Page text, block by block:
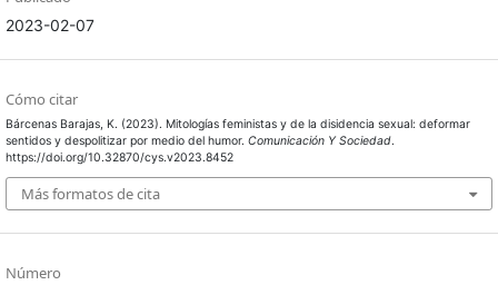
2023-02-07
Cómo citar
Bárcenas Barajas, K. (2023). Mitologías feministas y de la disidencia sexual: deformar
sentidos y despolitizar por medio del humor. Comunicación Y Sociedad.
https://doi.org/10.32870/cys.v2023.8452
Más formatos de cita
Número